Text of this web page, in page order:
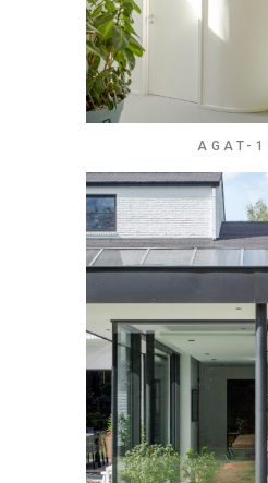
AGAT-